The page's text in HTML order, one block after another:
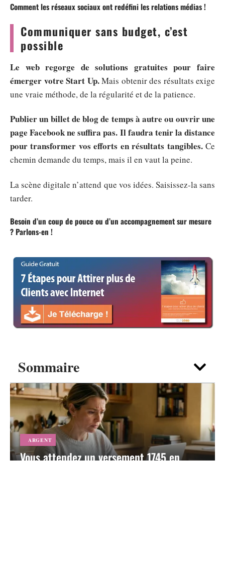
Sommaire
ARGENT
Vous attendez un versement 1745 en
Comment les réseaux sociaux ont redéfini les relations médias !
Communiquer sans budget, c’est
possible
Le web regorge de solutions gratuites pour faire
émerger votre Start Up.Mais obtenir des résultats exige
une vraie méthode, de la régularité et de la patience.
Publier un billet de blog de temps à autre ou ouvrir une
page Facebook ne suffira pas. Il faudra tenir la distance
pour transformer vos efforts en résultats tangibles.Ce
chemin demande du temps, mais il en vaut la peine.
La scène digitale n’attend que vos idées. Saisissez-la sans
tarder.
Besoin d’un coup de pouce ou d’un accompagnement sur mesure
? Parlons-en !